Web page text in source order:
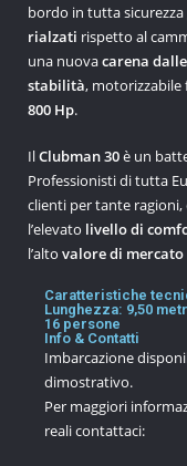
bordo in tutta sicurezza
rialzati rispetto al
una nuovacarena
stabilità, motorizzabile
800 Hp.
IlClubman 30è un
Professionisti di tutta
clienti per tante ragioni,
l’elevato livello di
l’alto valore di mercato
Caratteristiche
Lunghezza: 9,50
16 persone
Info & Contatti
Imbarcazione
dimostrativo.
Per maggiori
reali contattaci: